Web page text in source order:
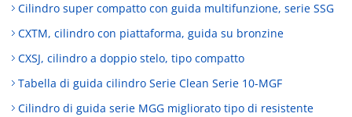
Cilindro super compatto con guida multifunzione, serie SSG
CXTM, cilindro con piattaforma, guida su bronzine
CXSJ, cilindro a doppio stelo, tipo compatto
Tabella di guida cilindro Serie Clean Serie 10-MGF
Cilindro di guida serie MGG migliorato tipo di resistente